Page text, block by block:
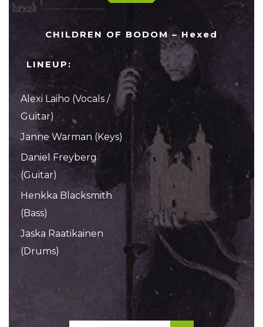
CHILDREN OF BODOM – Hexed
LINEUP:
Alexi Laiho (Vocals /
Guitar)
Janne Warman (Keys)
Daniel Freyberg
(Guitar)
Henkka Blacksmith
(Bass)
Jaska Raatikainen
(Drums)
...